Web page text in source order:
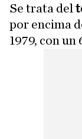
Se trata del
por encima
1979, con un